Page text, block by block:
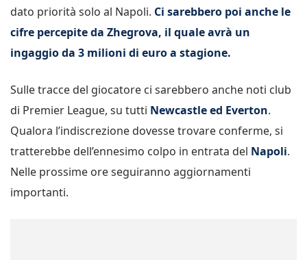
dato priorità solo al Napoli. Ci sarebbero poi anche le
cifre percepite da Zhegrova, il quale avrà un
ingaggio da 3 milioni di euro a stagione.
Sulle tracce del giocatore ci sarebbero anche noti club
di Premier League, su tutti Newcastle ed Everton.
Qualora l’indiscrezione dovesse trovare conferme, si
tratterebbe dell’ennesimo colpo in entrata del Napoli.
Nelle prossime ore seguiranno aggiornamenti
importanti.